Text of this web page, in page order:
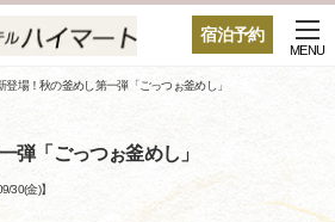
宿泊予約
MENU
登場！秋の釜めし第一弾「ごっつぉ釜めし」
弾「ごっつぉ釜めし」
30(金)】